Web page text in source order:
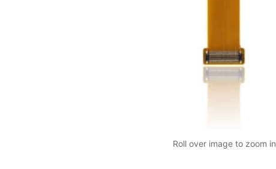
Roll over image to zoom in